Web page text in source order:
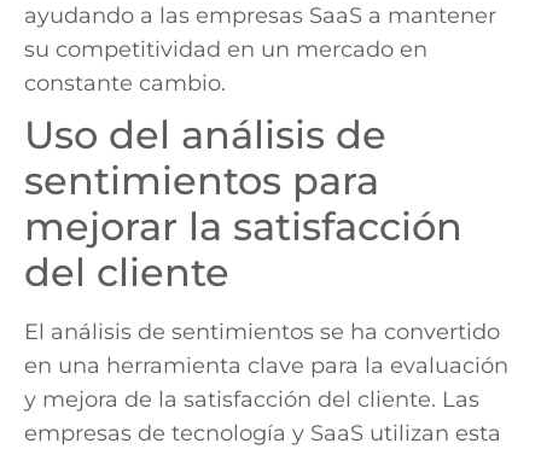
ayudando a las empresas SaaS a mantener
su competitividad en un mercado en
constante cambio.
Uso del análisis de
sentimientos para
mejorar la satisfacción
del cliente
El análisis de sentimientos se ha convertido
en una herramienta clave para la evaluación
y mejora de la satisfacción del cliente. Las
empresas de tecnología y SaaS utilizan esta